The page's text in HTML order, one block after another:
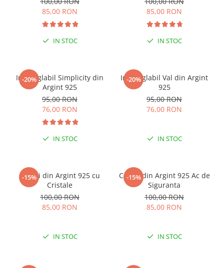
85,00 RON
IN STOC
85,00 RON
IN STOC
-20%
Inel reglabil Simplicity din
Argint 925
95,00 RON
76,00 RON
IN STOC
-20%
Inel reglabil Val din Argint
925
95,00 RON
76,00 RON
IN STOC
-15%
Cercei din Argint 925 cu
Cristale
100,00 RON
85,00 RON
IN STOC
-15%
Cercei din Argint 925 Ac de
Siguranta
100,00 RON
85,00 RON
IN STOC